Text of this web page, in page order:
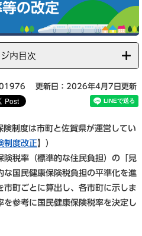
の改定
内目次
更新日：2026年4月7日更新
制度は市町と佐賀県が運営してい
制度改正 】）
税率（標準的な住民負担）の「見
な国民健康保険税負担の平準化を進
町ごとに算出し、各市町に示しま
を参考に国民健康保険税率を決定し